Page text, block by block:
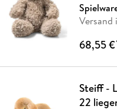
Versand
68,55 €*
Steiff -
22